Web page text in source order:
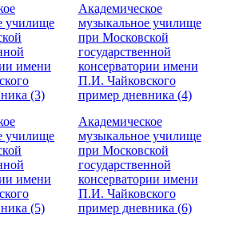
училище
имени
(3)
Академическое
музыкальное училище
при Московской
государственной
консерватории имени
П.И. Чайковского
пример дневника (4)
училище
имени
(5)
Академическое
музыкальное училище
при Московской
государственной
консерватории имени
П.И. Чайковского
пример дневника (6)